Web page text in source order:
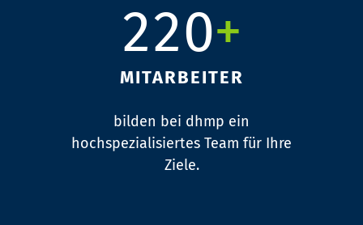
2
3
4
2
3
4
0
1
2
+
MITARBEITER
bilden bei dhmp ein
hochspezialisiertes Team für Ihre
Ziele.
3
4
2
3
0